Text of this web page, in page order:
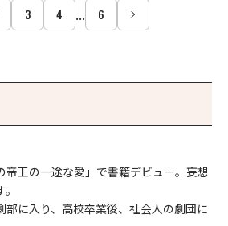
3 4 ... 6
帝王の一途な愛」で書籍デビュー。妄想
部に入り、高校卒業後、社会人の劇団に